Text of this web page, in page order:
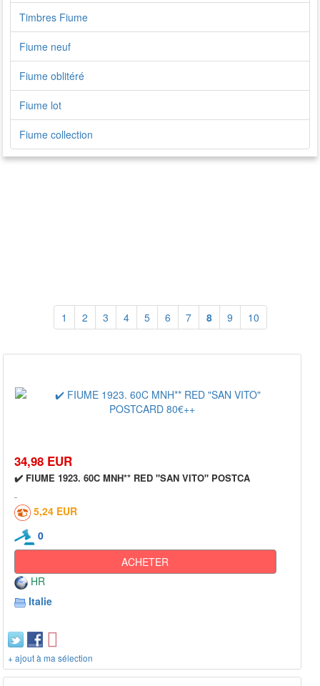
Timbres Fiume
Fiume neuf
Fiume oblitéré
Fiume lot
Fiume collection
1 2 3 4 5 6 7 8 9 10
34,98 EUR
✔️ FIUME 1923. 60C MNH** RED "SAN VITO" POSTCA
5,24 EUR
0
ACHETER
HR
Italie
+ ajout à ma sélection